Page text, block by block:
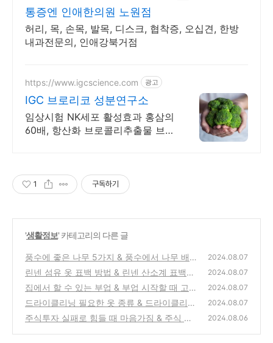
통증엔 인애한의원 노원점
허리, 목, 손목, 발목, 디스크, 협착증, 오십견, 한방
내과전문의, 인애강북거점
https://www.igcscience.com 광고
IGC 브로리코 성분연구소
임상시험 NK세포 활성효과 홍삼의
60배, 항산화 브로콜리추출물 브로
1 구독하기
'생활정보' 카테고리의 다른 글
풍수에 좋은 나무 5가지 & 풍수에서 나무 배치
의 중요성과 구체적 방법
(0)
2024.08.07
린넨 섬유 옷 표백 방법 & 린넨 산소계 표백제
사용 시 주의사항
(0)
2024.08.07
집에서 할 수 있는 부업 & 부업 시작할 때 고려
사항 & 부업의 장점과 단점
(0)
2024.08.07
드라이클리닝 필요한 옷 종류 & 드라이클리닝
주의점 & 드라이클리닝 후 관리법
(0)
2024.08.07
주식투자 실패로 힘들 때 마음가짐 & 주식 투
2024.08.06